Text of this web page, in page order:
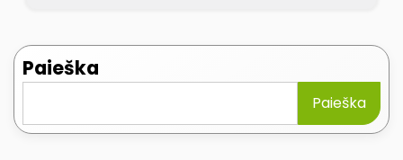
Paieška
Paieška